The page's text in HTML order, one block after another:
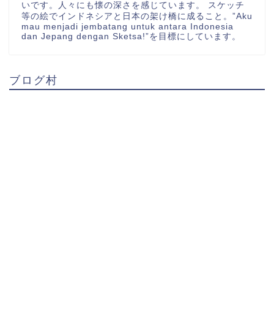
いです。人々にも懐の深さを感じています。 スケッチ
等の絵でインドネシアと日本の架け橋に成ること。”Aku
mau menjadi jembatang untuk antara Indonesia
dan Jepang dengan Sketsa!”を目標にしています。
ブログ村